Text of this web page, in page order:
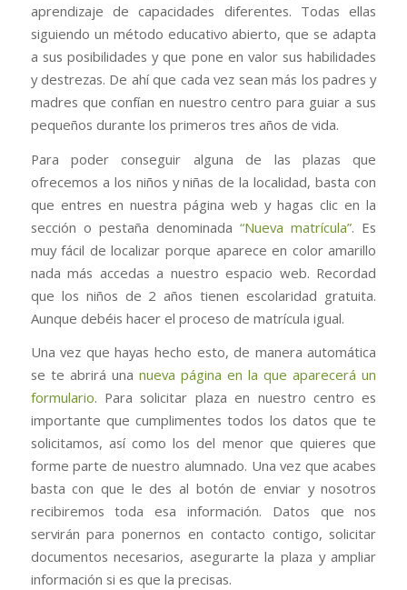
aprendizaje de capacidades diferentes. Todas ellas
siguiendo un método educativo abierto, que se adapta
a sus posibilidades y que pone en valor sus habilidades
y destrezas. De ahí que cada vez sean más los padres y
madres que confían en nuestro centro para guiar a sus
pequeños durante los primeros tres años de vida.
Para poder conseguir alguna de las plazas que
ofrecemos a los niños y niñas de la localidad, basta con
que entres en nuestra página web y hagas clic en la
sección o pestaña denominada“Nueva matrícula”. Es
muy fácil de localizar porque aparece en color amarillo
nada más accedas a nuestro espacio web. Recordad
que los niños de 2 años tienen escolaridad gratuita.
Aunque debéis hacer el proceso de matrícula igual.
Una vez que hayas hecho esto, de manera automática
se te abrirá una nueva página en la que aparecerá un
formulario. Para solicitar plaza en nuestro centro es
importante que cumplimentes todos los datos que te
solicitamos, así como los del menor que quieres que
forme parte de nuestro alumnado. Una vez que acabes
basta con que le des al botón de enviar y nosotros
recibiremos toda esa información. Datos que nos
servirán para ponernos en contacto contigo, solicitar
documentos necesarios, asegurarte la plaza y ampliar
información si es que la precisas.